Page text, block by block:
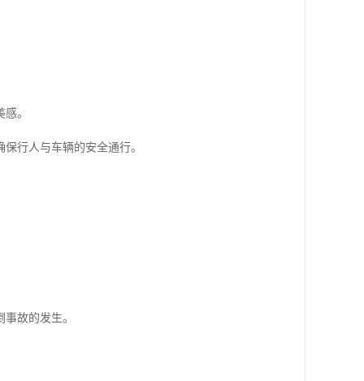
。
行人与车辆的安全通行。
故的发生。